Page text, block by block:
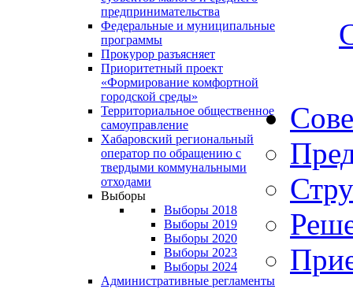
предпринимательства
Федеральные и муниципальные
программы
Прокурор разъясняет
Приоритетный проект
«Формирование комфортной
городской среды»
Территориальное общественное
самоуправление
Хабаровский региональный
оператор по обращению с
твердыми коммунальными
отходами
Выборы
Выборы 2018
Выборы 2019
Выборы 2020
Выборы 2023
Выборы 2024
Административные регламенты